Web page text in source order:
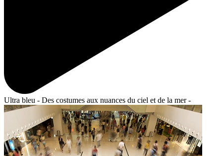
Ultra bleu - Des costumes aux nuances du ciel et de la mer -